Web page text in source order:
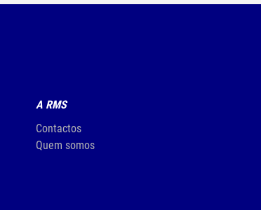
A RMS
Contactos
Quem somos